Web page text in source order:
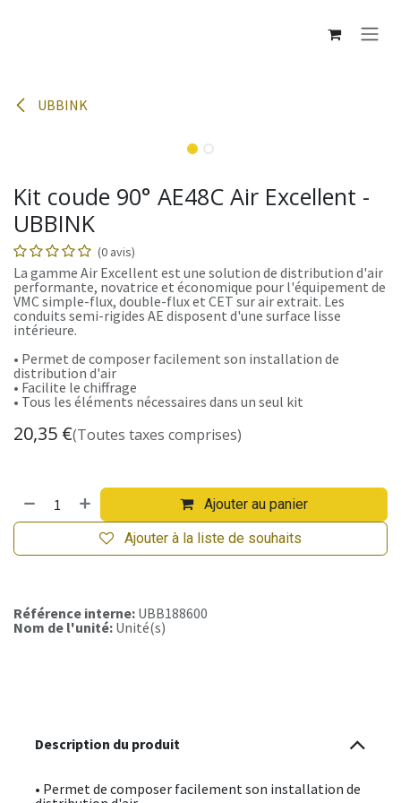
UBBINK
Kit coude 90° AE48C Air Excellent -
UBBINK
(0 avis)
La gamme Air Excellent est une solution de distribution d'air
performante, novatrice et économique pour l'équipement de
VMC simple-flux, double-flux et CET sur air extrait. Les
conduits semi-rigides AE disposent d'une surface lisse
intérieure.
• Permet de composer facilement son installation de
distribution d'air
• Facilite le chiffrage
• Tous les éléments nécessaires dans un seul kit
20,35 €(Toutes taxes comprises)
Ajouter au panier
Ajouter à la liste de souhaits
Référence interne: UBB188600
Nom de l'unité: Unité(s)
Description du produit
• Permet de composer facilement son installation de